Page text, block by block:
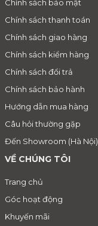
Chính sách bảo mật
Chính sách thanh toán
Chính sách giao hàng
Chính sách kiểm hàng
Chính sách đổi trả
Chính sách bảo hành
Hướng dẫn mua hàng
Câu hỏi thường gặp
Đến Showroom (Hà Nội)
VỀ CHÚNG TÔI
Trang chủ
Góc hoạt động
Khuyến mãi